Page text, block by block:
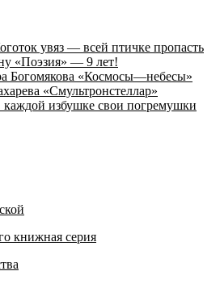
увяз — всей птичке пропасть
«Поэзия» — 9 лет!
Богомякова «Космосы—небесы»
«Смультронстеллар»
избушке свои погремушки
книжная серия